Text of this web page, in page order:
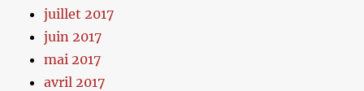
juillet 2017
juin 2017
mai 2017
avril 2017